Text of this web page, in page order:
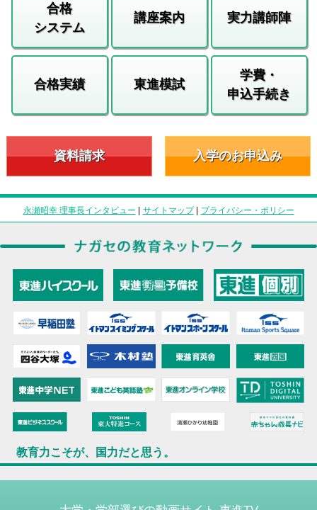
合格
システム
講座案内 実力講師陣
合格実績 東進模試
学費・
申込手続き
資料請求 入学のお申込み
永瀬昭幸 理事長インタビュー | サイトマップ| プライバシー・ポリシー
教育力こそが、国力だと思う。